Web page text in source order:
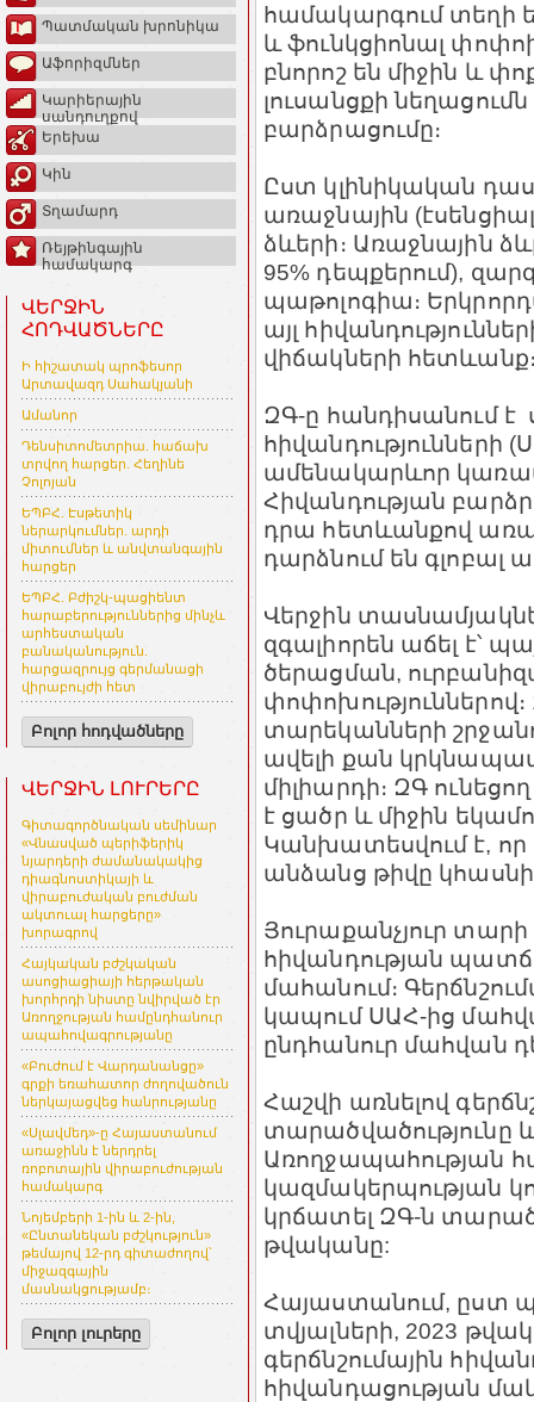
Պատմական խրոնիկա
Աֆորիզմներ
Կարիերային
սանդուղքով
Երեխա
Կին
Տղամարդ
Ռեյթինգային
համակարգ
ՎԵՐՋԻՆ
ՀՈԴՎԱԾՆԵՐԸ
Ի հիշատակ պրոֆեսոր
Արտավազդ Սահակյանի
Ամանոր
Դենսիտոմետրիա. հաճախ
տրվող հարցեր. Հեղինե
Չոլոյան
ԵՊԲՀ. Էսթետիկ
ներարկումներ. արդի
միտումներ և անվտանգային
հարցեր
ԵՊԲՀ. Բժիշկ-պացիենտ
հարաբերություններից մինչև
արհեստական
բանականություն.
հարցազրույց գերմանացի
վիրաբույժի հետ
Բոլոր հոդվածները
ՎԵՐՋԻՆ ԼՈՒՐԵՐԸ
Գիտագործնական սեմինար
«Վնասված պերիֆերիկ
նյարդերի ժամանակակից
դիագնոստիկայի և
վիրաբուժական բուժման
ակտուալ հարցերը»
խորագրով
Հայկական բժշկական
ասոցիացիայի հերթական
խորհրդի նիստը նվիրված էր
Առողջության համընդհանուր
ապահովագրությանը
«Բուժում է Վարդանանցը»
գրքի եռահատոր ժողովածուն
ներկայացվեց հանրությանը
«Սլավմեդ»-ը Հայաստանում
առաջինն է ներդրել
ռոբոտային վիրաբուժության
համակարգ
Նոյեմբերի 1-ին և 2-ին,
«Ընտանեկան բժշկություն»
թեմայով 12-րդ գիտաժողով՝
միջազգային
մասնակցությամբ։
Բոլոր լուրերը
համակարգում տեղի
և ֆունկցիոնալ
բնորոշ են միջին և
լուսանցքի
բարձրացումը։
Ըստ կլինիկական
առաջնային
ձևերի։ Առաջնային
95% դեպքերում),
պաթոլոգիա։
այլ
վիճակների
ԶԳ-ը հանդիսանում է
ամենակարևոր
Հիվանդության
դրա հետևանքով
դարձնում են
Վերջին
զգալիորեն աճել է՝
ծերացման,
փոփոխություններով։
տարեկանների
ավելի քան
միլիարդի։ ԶԳ
է ցածր և միջին
Կանխատեսվում է, որ
անձանց թիվը կհասնի
Յուրաքանչյուր
հիվանդության
մահանում։
կապում ՍԱՀ-ից
ընդհանուր մահվան
Հաշվի առնելով
տարածվածությունը
Առողջապահության
կազմակերպության
կրճատել ԶԳ-ն
թվականը:
Հայաստանում, ըստ
տվյալների, 2023
գերճնշումային
հիվանդացության